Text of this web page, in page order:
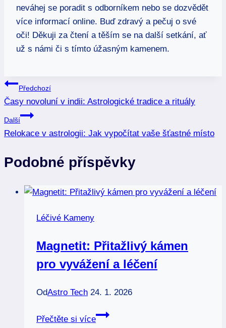
neváhej se poradit s odborníkem nebo se dozvědět
více informací online. Buď zdravý a pečuj o své
oči! Děkuji za čtení a těším se na další setkání, ať
už s námi či s tímto úžasným kamenem.
Navigace
pro
příspěvek
Předchozí
Časy novoluní v indii: Astrologické tradice a rituály
Další
Relokace v astrologii: Jak vypočítat vaše šťastné místo
Podobné příspěvky
Léčivé Kameny
Magnetit: Přitažlivý kámen
pro vyvážení a léčení
OdAstro Tech 24. 1. 2026
Přečtěte si více
Magnetit: